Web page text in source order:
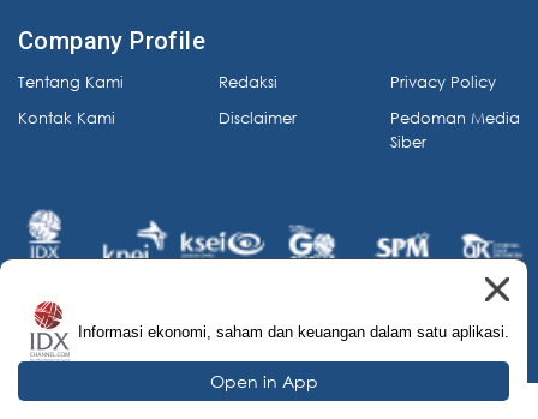
Company Profile
Tentang Kami
Kontak Kami
Redaksi
Disclaimer
Privacy Policy
Pedoman Media
Siber
© 2026 IDX Channel. All Rights Reserved.
Informasi ekonomi, saham dan keuangan dalam satu aplikasi.
Open in App